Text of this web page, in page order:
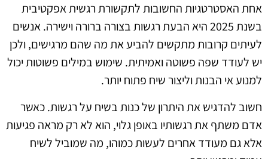
אחת האסטרטגיות החשובות לתקשורת רגשית אפקטיבית
בשנת 2025 היא הבעת רגשות בצורה ברורה וישירה. אנשים
לעיתים קרובות מתקשים להביע את מה שהם מרגישים, ולכן
יש לעודד שפה פשוטה ואמיתית. שימוש במילים פשוטות יכול
למנוע אי הבנות וליצור שיח פתוח יותר.
חשוב להדגיש את היתרון של כנות בשיח על רגשות. כאשר
אדם משתף את רגשותיו באופן גלוי, הוא לא רק מראה פגיעות
אלא גם מעודד אחרים לעשות כמוהו, מה שמוביל לשיח